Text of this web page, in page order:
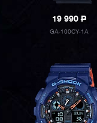
19 990P
GA-100CY-1A